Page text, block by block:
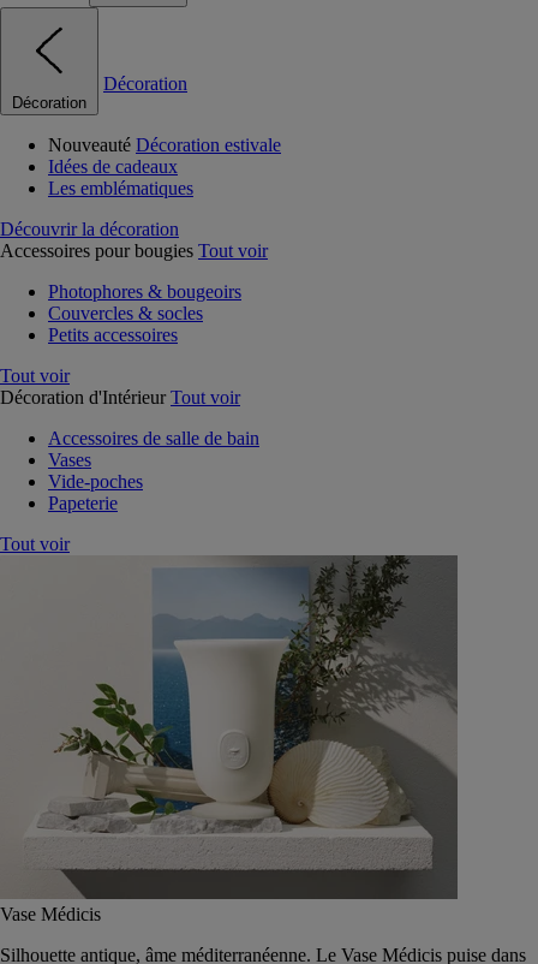
Décoration
Décoration
Nouveauté Décoration estivale
Idées de cadeaux
Les emblématiques
Découvrir la décoration
Accessoires pour bougies Tout voir
Photophores & bougeoirs
Couvercles & socles
Petits accessoires
Tout voir
Décoration d'Intérieur Tout voir
Accessoires de salle de bain
Vases
Vide-poches
Papeterie
Tout voir
Vase Médicis
Silhouette antique, âme méditerranéenne. Le Vase Médicis puise dans